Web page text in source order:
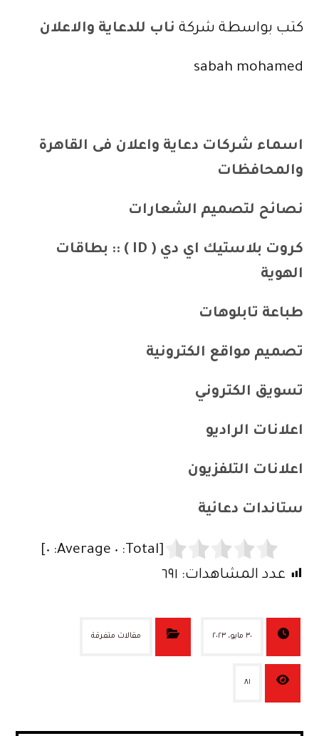
كتب بواسطة شركة ناب للدعاية والاعلان
sabah mohamed
اسماء شركات دعاية واعلان فى القاهرة
والمحافظات
نصائح لتصميم الشعارات
كروت بلاستيك اي دي ( ID ) :: بطاقات
الهوية
طباعة تابلوهات
تصميم مواقع الكترونية
تسويق الكتروني
اعلانات الراديو
اعلانات التلفزيون
ستاندات دعائية
[Total: ٠ ٠]
عدد المشاهدات: ٦٩١
٣٠ مايو، ٢٠٢٣ مقالات متفرقة
٨١